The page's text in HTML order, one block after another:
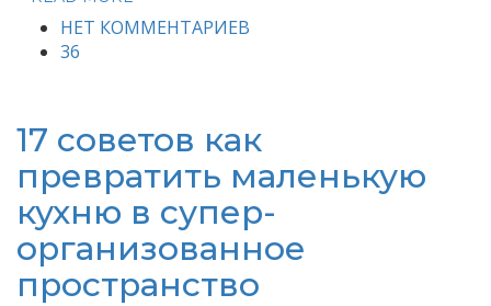
НЕТ КОММЕНТАРИЕВ
36
17 советов как
превратить маленькую
кухню в супер-
организованное
пространство